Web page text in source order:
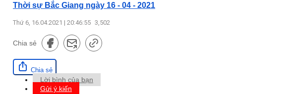
Thời sự Bắc Giang ngày 16 - 04 - 2021
Thứ 6, 16.04.2021 | 20:46:55 3,502
Chia sẻ
Chia sẻ
Lời bình của bạn
Gửi ý kiến